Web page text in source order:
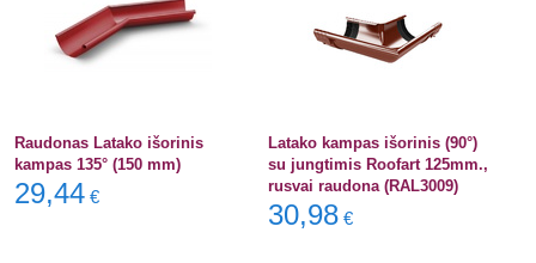
Raudonas Latako išorinis
kampas 135° (150 mm)
29,44 €
Latako kampas išorinis (90°)
su jungtimis Roofart 125mm.,
rusvai raudona (RAL3009)
30,98 €